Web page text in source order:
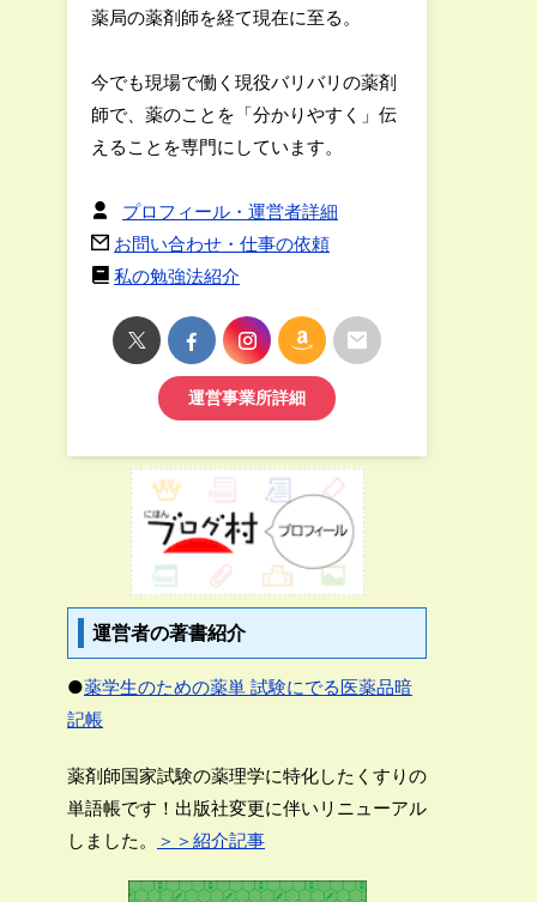
薬局の薬剤師を経て現在に至る。
今でも現場で働く現役バリバリの薬剤
師で、薬のことを「分かりやすく」伝
えることを専門にしています。
プロフィール・運営者詳細
お問い合わせ・仕事の依頼
私の勉強法紹介
運営事業所詳細
運営者の著書紹介
●薬学生のための薬単 試験にでる医薬品暗
記帳
薬剤師国家試験の薬理学に特化したくすりの
単語帳です！出版社変更に伴いリニューアル
しました。
＞＞紹介記事